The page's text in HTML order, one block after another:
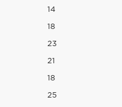
14
18
23
21
18
25